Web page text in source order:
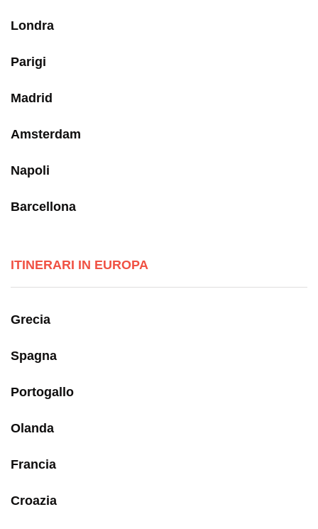
Londra
Parigi
Madrid
Amsterdam
Napoli
Barcellona
ITINERARI IN EUROPA
Grecia
Spagna
Portogallo
Olanda
Francia
Croazia